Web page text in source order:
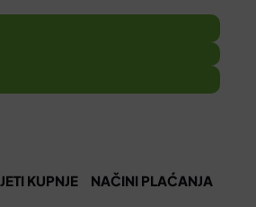
KUPNJE NAČINI PLAĆANJA